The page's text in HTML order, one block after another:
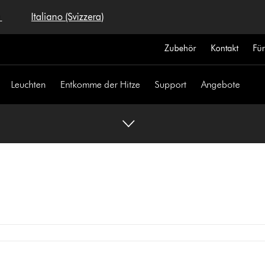
Italiano (Svizzera)
Zubehör Kontakt
Leuchten Entkomme der Hitze Support Angebote